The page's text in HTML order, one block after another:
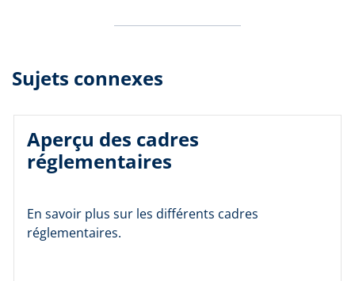
Sujets connexes
Aperçu des cadres
réglementaires
En savoir plus sur les différents cadres
réglementaires.